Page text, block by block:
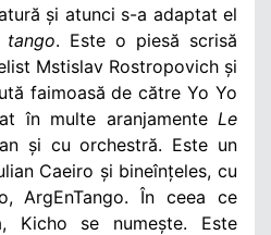
și atunci s-a adaptat el
tango. Este o piesă scrisă
Mstislav Rostropovich și
faimoasă de către Yo Yo
în multe aranjamente Le
și cu orchestră. Este un
Caeiro și bineînțeles, cu
ArgEnTango. În ceea ce
Kicho se numește. Este